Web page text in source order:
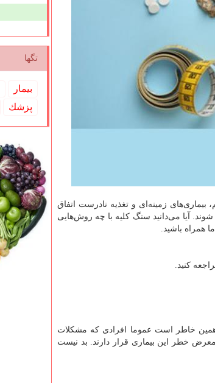
زمینه‌ای و تغذیه نادرست اتفاق
آیا می‌دانید سنگ کلیه با چه روش‌هایی
همراه باشید.
کنید.
خاطر است عموما افرادی که مشکلات
خطر این بیماری قرار دارند. بد نیست
تگها
بیمار
پزشك